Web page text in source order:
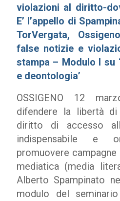
violazioni al diritto-
E’ l’appello di
TorVergata,
false notizie e
stampa – Modulo I su
e deontologia’
OSSIGENO 12
difendere la libertà
diritto di accesso
indispensabile e
promuovere
mediatica (media
Alberto Spampinato
modulo del